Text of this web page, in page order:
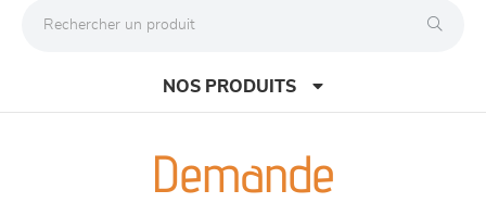
NOS PRODUITS
canapés et fauteuilsDemande